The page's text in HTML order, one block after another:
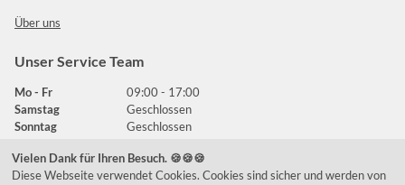
Über uns
Unser Service Team
Mo - Fr
09:00 - 17:00
Samstag
Geschlossen
Sonntag
Geschlossen
Vielen Dank für Ihren Besuch. 🍪🍪🍪
Diese Webseite verwendet Cookies. Cookies sind sicher und werden von